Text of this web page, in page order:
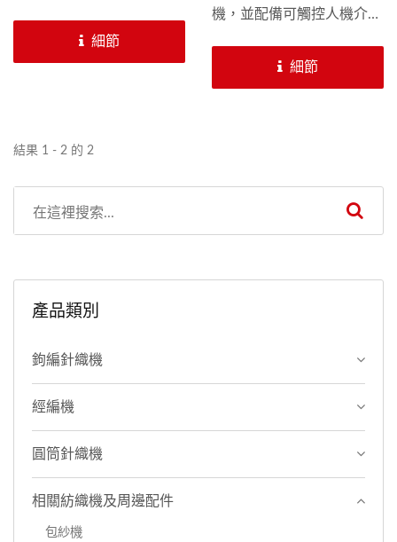
紗分為Z捻（順時鐘方
向），S捻（逆時鐘方
不同捻度之變化而產生不同
之效果。
細節
機，並配備可觸控人機介面
不管是單包覆紗分為Z捻
（順時鐘方向），S捻（逆
向，（即為外包和内包），
利用不同捻度之變化而產生
不同之效果。
細節
結果 1 - 2 的 2
產品類別
鉤編針織機
經編機
圓筒針織機
相關紡織機及周邊配件
包紗機